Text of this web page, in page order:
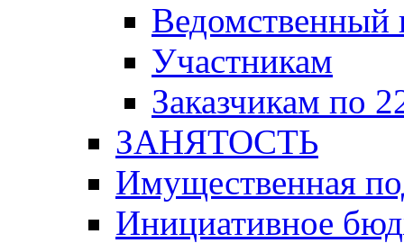
Ведомственный
Участникам
Заказчикам по
ЗАНЯТОСТЬ
Имущественная
Инициативное